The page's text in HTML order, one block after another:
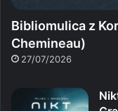
Bibliomulica z
Chemineau)
27/07/2026